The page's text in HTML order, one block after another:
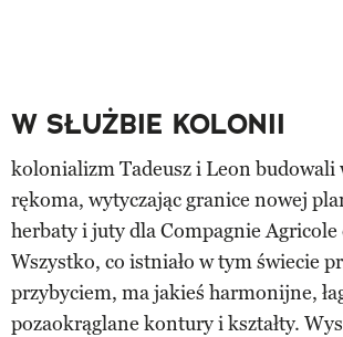
W SŁUŻBIE KOLONII
kolonializm Tadeusz i Leon budowali
rękoma, wytyczając granice nowej
herbaty i juty dla Compagnie Agricole
Wszystko, co istniało w tym świecie
przybyciem, ma jakieś harmonijne,
pozaokrąglane kontury i kształty.